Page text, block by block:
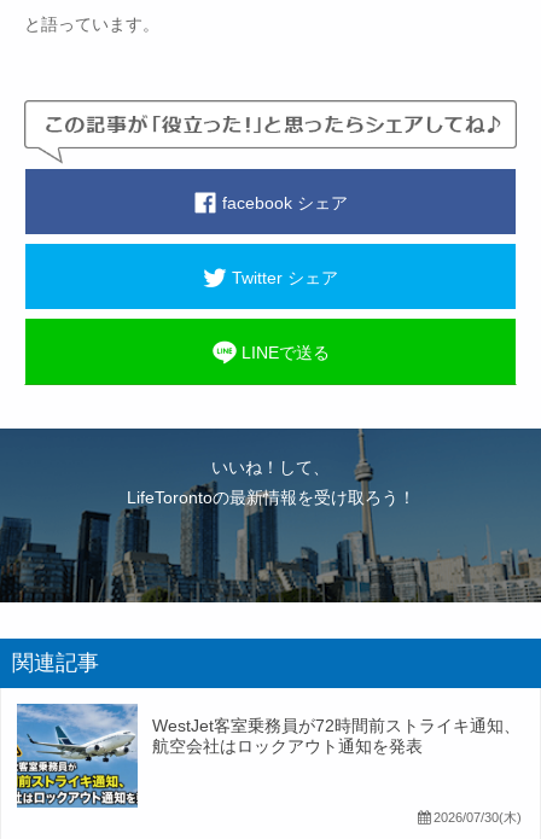
と語っています。
facebook シェア
Twitter シェア
LINEで送る
いいね！して、
LifeTorontoの最新情報を受け取ろう！
関連記事
WestJet客室乗務員が72時間前ストライキ通知、
航空会社はロックアウト通知を発表
2026/07/30(木)